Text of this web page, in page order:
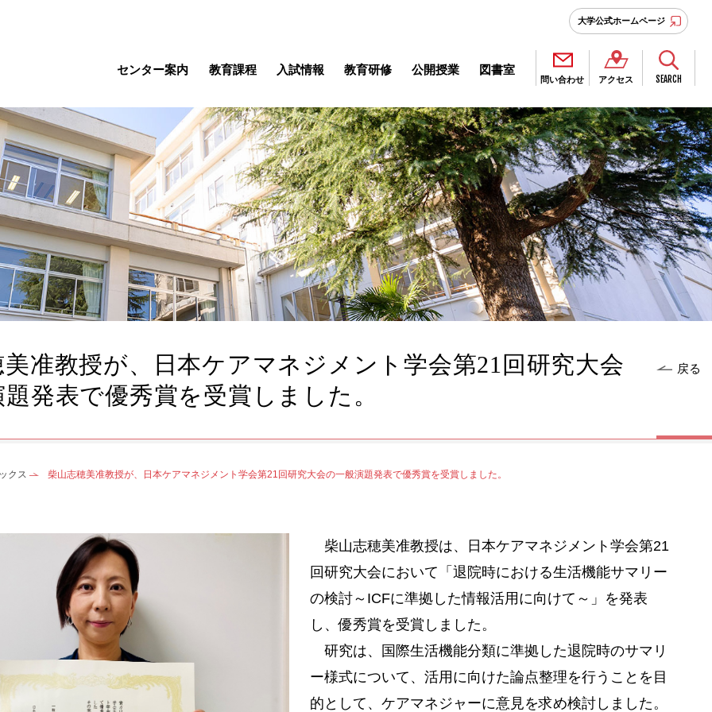
センター案内 教育課程 入試情報 教育研修 公開授業 図書室
問い合わせ アクセス SEARCH
大学公式ホームページ
准教授が、日本ケアマネジメント学会第21回研究大会
発表で優秀賞を受賞しました。
戻る
クス 柴山志穂美准教授が、日本ケアマネジメント学会第21回研究大会の一般演題発表で優秀賞を受賞しました。
柴山志穂美准教授は、日本ケアマネジメント学会第21
回研究大会において「退院時における生活機能サマリー
の検討～ICFに準拠した情報活用に向けて～」を発表
し、優秀賞を受賞しました。
研究は、国際生活機能分類に準拠した退院時のサマリ
ー様式について、活用に向けた論点整理を行うことを目
的として、ケアマネジャーに意見を求め検討しました。